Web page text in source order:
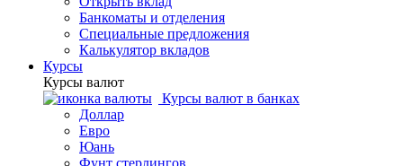
Банкоматы и отделения
Специальные предложения
Калькулятор вкладов
Курсы
Курсы валют
Курсы валют в банках
Доллар
Евро
Юань
Фунт стерлингов